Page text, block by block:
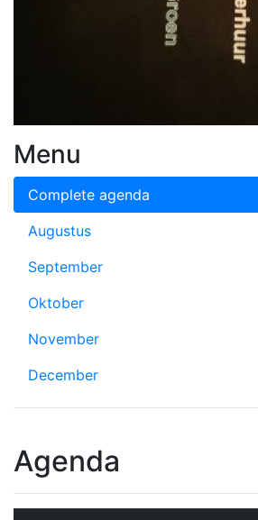
Menu
Complete agenda
Augustus
September
Oktober
November
December
Agenda